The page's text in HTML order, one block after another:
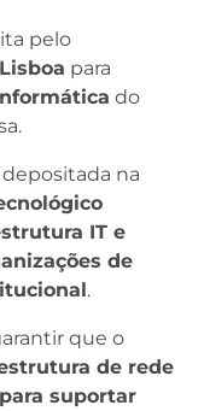
pelo
para
do
na
IT e
de
.
que o
de rede
suportar